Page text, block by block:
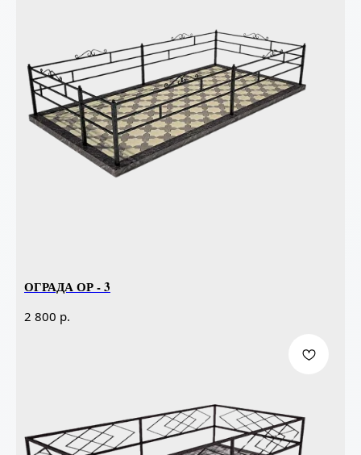
ОГРАДА ОР - 3
2 800 р.